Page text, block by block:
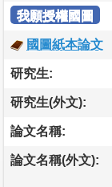
我願授權國圖
國圖紙本論文
研究生:
研究生(外文):
論文名稱:
論文名稱(外文):